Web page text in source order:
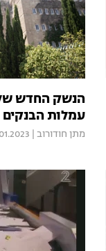
הנשק החדש
עמלות הבנקים
מתן חודורוב